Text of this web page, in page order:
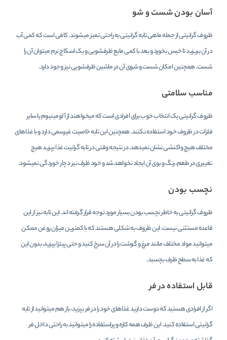
آسان بودن شست و شو
ظروف گرانیتی از جمله ماهی تابه گرانیتی به راحتی تمیز میشوند. کافی است که کمی آب
در آن بریزید تا خیس بخورد و بعد با کمی مایع ظرفشویی و یک اسکاچ نرم میتوان آن را
شست. همچنین امکان شست و شوی آن در ماشین ظرفشویی نیز وجود دارد.
مناسب سلامتی
ظروف گرانیتی یک انتخاب خوب برای افرادی است که میخواهند از آلومینیوم یا سایر
فلزات در ظروف خود استفاده نکنند. همچنین این تابه خاصیت غیرسمی دارد و با غذاهای
مختلف هیچ واکنشی نشان نمیدهد. در نتیجه وقتی در تابه گرانیت غذا بپزید هیچ
تغییری در طعم، رنگ و بوی آن ایجاد نخواهد شد و خود ظرف نیز دچار خوردگی نمیشود.
نچسب بودن
ظروف گرانیتی به خاطر نچسب بودن بسیار مورد توجه قرار گرفته اند. این تابه نیز از این
قاعده مستثنی نیست. این ظروف به شکلی هستند که با کمترین میزان روغن ممکن
میتوانید مواد مختلف مانند مرغ و گوشت را در آن سرخ کنید و حتی پیتزا بپزید، بدون این
که غذا به سطح ظرف بچسبد.
قابل استفاده در فر
اگر از افرادی هستید که دوست دارید غذاهای خود را در فر بپزید، باز هم میتوانید از تابه
گرانیتی استفاده کنید. این ظرف همه کاره و پراستفاده را میتوانید به راحتی داخل فر